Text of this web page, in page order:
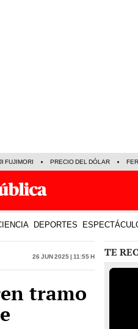
FUJIMORI PRECIO DEL DÓLAR
DEPORTES
26 Jun 2025 | 11:55 h
tramo
TE